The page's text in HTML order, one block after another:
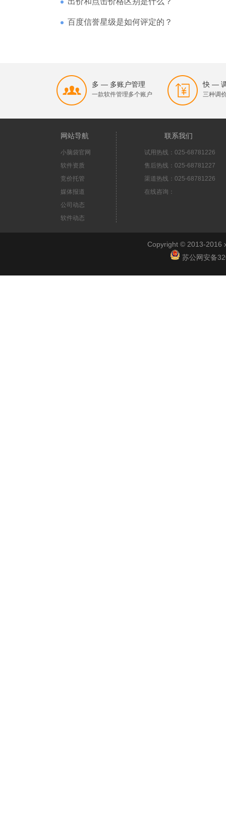
百度信誉星级是如何评定的？
多 — 多账户管理
一款软件管理多个账户
快 —
三种调
网站导航
小脑袋官网
软件资质
竞价托管
媒体报道
公司动态
软件动态
联系我们
试用热线：025-68781226
售后热线：025-68781227
渠道热线：025-68781226
在线咨询：
Copyright © 2013-2016
苏公网安备